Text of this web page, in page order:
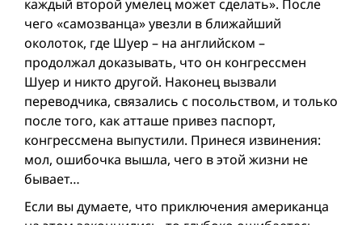
каждый второй умелец может сделать». После
чего «самозванца» увезли в ближайший
околоток, где Шуер – на английском –
продолжал доказывать, что он конгрессмен
Шуер и никто другой. Наконец вызвали
переводчика, связались с посольством, и только
после того, как атташе привез паспорт,
конгрессмена выпустили. Принеся извинения:
мол, ошибочка вышла, чего в этой жизни не
бывает…
Если вы думаете, что приключения американца